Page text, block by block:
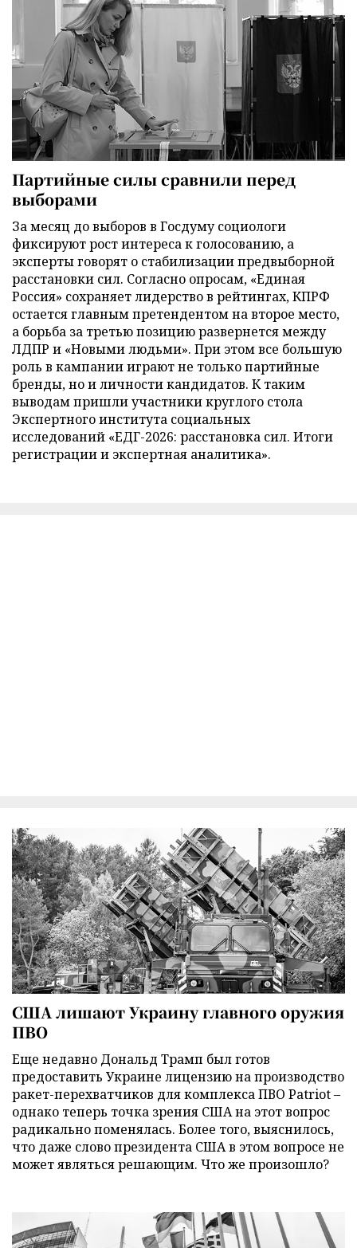
Партийные силы сравнили перед
выборами
За месяц до выборов в Госдуму социологи
фиксируют рост интереса к голосованию, а
эксперты говорят о стабилизации предвыборной
расстановки сил. Согласно опросам, «Единая
Россия» сохраняет лидерство в рейтингах, КПРФ
остается главным претендентом на второе место,
а борьба за третью позицию развернется между
ЛДПР и «Новыми людьми». При этом все большую
роль в кампании играют не только партийные
бренды, но и личности кандидатов. К таким
выводам пришли участники круглого стола
Экспертного института социальных
исследований «ЕДГ-2026: расстановка сил. Итоги
регистрации и экспертная аналитика».
США лишают Украину главного оружия
ПВО
Еще недавно Дональд Трамп был готов
предоставить Украине лицензию на производство
ракет-перехватчиков для комплекса ПВО Patriot –
однако теперь точка зрения США на этот вопрос
радикально поменялась. Более того, выяснилось,
что даже слово президента США в этом вопросе не
может являться решающим. Что же произошло?